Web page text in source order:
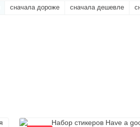
сначала дороже сначала дешевле